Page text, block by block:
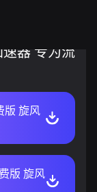
器 专为流
版 旋风
版 旋风